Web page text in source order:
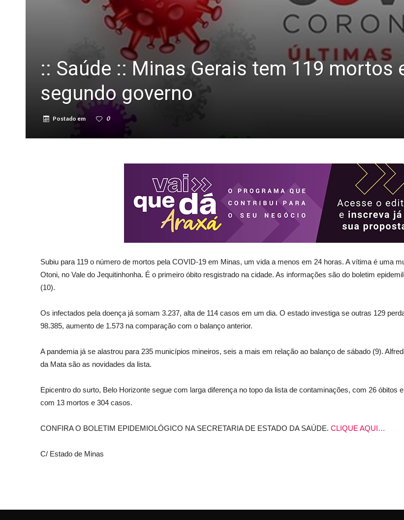
:: Saúde :: Minas Gerais tem 119 mortos
segundo governo
Postado em 0
Subiu para 119 o número de mortos pela COVID-19 em Minas, um vida a menos em 24 horas. A vítima é uma
Otoni, no Vale do Jequitinhonha. É o primeiro óbito resgistrado na cidade. As informações são do boletim
(10).
Os infectados pela doença já somam 3.237, alta de 114 casos em um dia. O estado investiga se outras 129
98.385, aumento de 1.573 na comparação com o balanço anterior.
A pandemia já se alastrou para 235 municípios mineiros, seis a mais em relação ao balanço de sábado (9).
da Mata são as novidades da lista.
Epicentro do surto, Belo Horizonte segue com larga diferença no topo da lista de contaminações, com 26 óbitos
com 13 mortos e 304 casos.
CONFIRA O BOLETIM EPIDEMIOLÓGICO NA SECRETARIA DE ESTADO DA SAÚDE. CLIQUE AQUI…
C/ Estado de Minas